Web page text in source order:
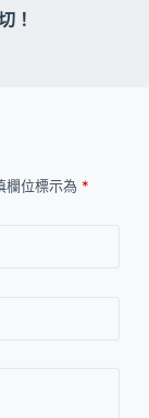
！
欄位標示為 *